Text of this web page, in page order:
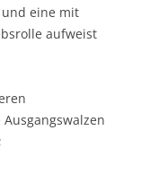
eine mit
aufweist